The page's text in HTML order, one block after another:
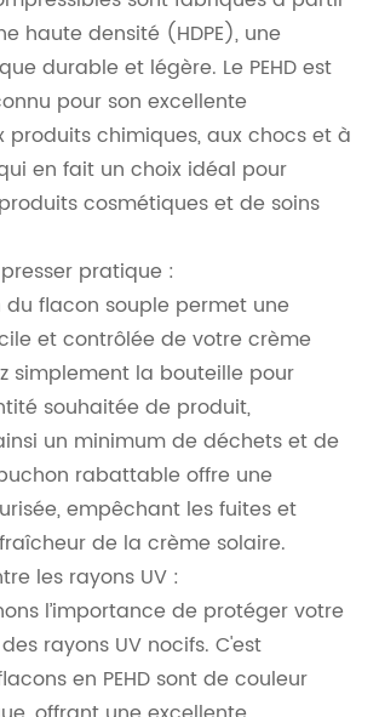
haute densité (HDPE), une
durable et légère. Le PEHD est
pour son excellente
produits chimiques, aux chocs et à
en fait un choix idéal pour
cosmétiques et de soins
pratique :
flacon souple permet une
et contrôlée de votre crème
simplement la bouteille pour
souhaitée de produit,
un minimum de déchets et de
rabattable offre une
empêchant les fuites et
de la crème solaire.
les rayons UV :
l’importance de protéger votre
rayons UV nocifs. C'est
en PEHD sont de couleur